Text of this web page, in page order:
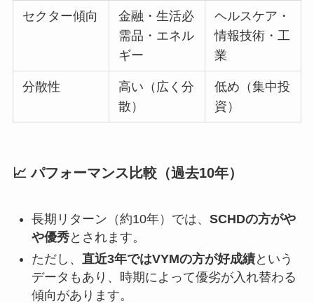
セクター傾向
金融・生活必
需品・エネル
ギー
ヘルスケア・
情報技術・工
業
分散性
高い（広く分
散）
低め（集中投
資）
📈 パフォーマンス比較（過去10年）
長期リターン（約10年）では、 SCHDの方がや
や優秀とされます。
ただし、 直近3年ではVYMの方が好成績という
データもあり、時期によって優劣が入れ替わる
傾向があります。